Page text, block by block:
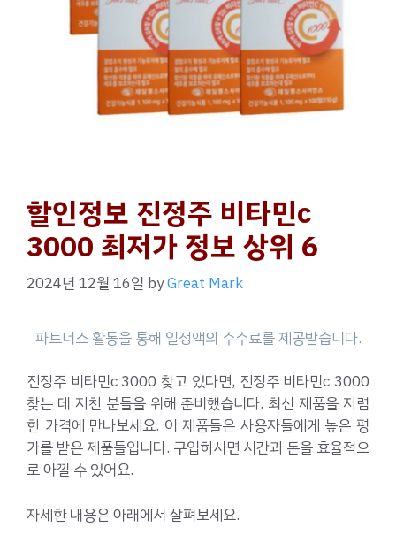
할인정보 진정주 비타민c
3000 최저가 정보 상위 6
2024년 12월 16일 byGreat Mark
진정주 비타민c 3000 찾고 있다면, 진정주 비타민c 3000
찾는 데 지친 분들을 위해 준비했습니다. 최신 제품을 저렴
한 가격에 만나보세요. 이 제품들은 사용자들에게 높은 평
가를 받은 제품들입니다. 구입하시면 시간과 돈을 효율적으
로 아낄 수 있어요.
자세한 내용은 아래에서 살펴보세요.